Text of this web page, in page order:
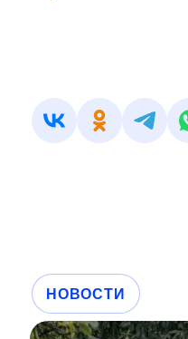
НОВОСТИ